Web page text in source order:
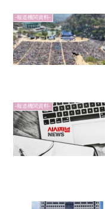
-報道機関資料-
-報道機関資料-